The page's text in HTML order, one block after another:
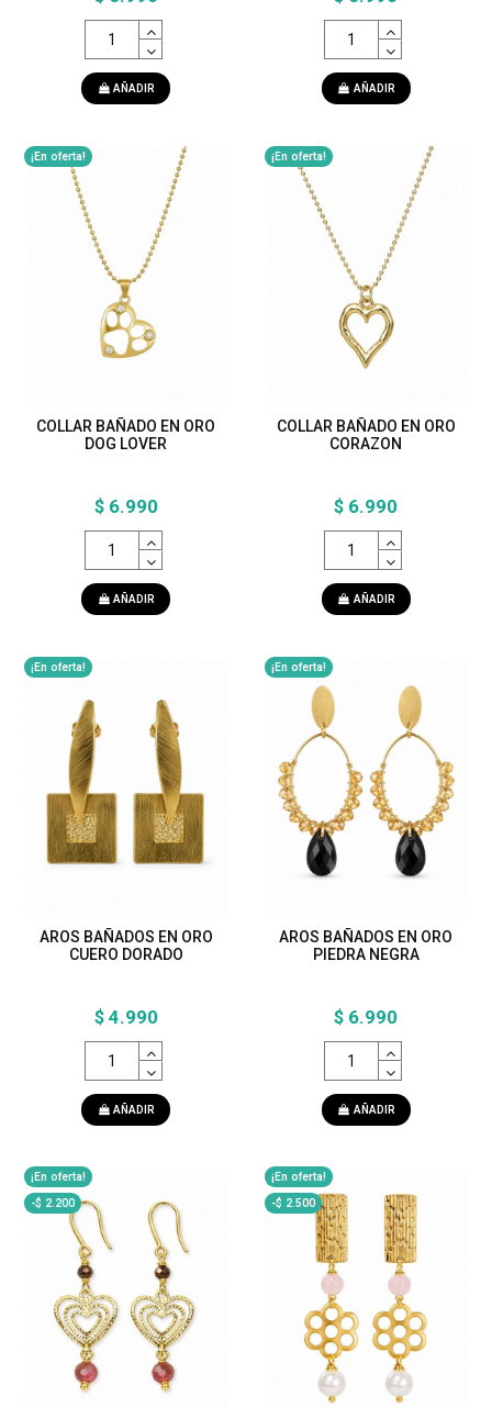
AÑADIR AÑADIR
¡En oferta!
COLLAR BAÑADO EN ORO
DOG LOVER
$ 6.990
AÑADIR
¡En oferta!
COLLAR BAÑADO EN ORO
CORAZON
$ 6.990
AÑADIR
¡En oferta!
AROS BAÑADOS EN ORO
CUERO DORADO
$ 4.990
AÑADIR
¡En oferta!
AROS BAÑADOS EN ORO
PIEDRA NEGRA
$ 6.990
AÑADIR
¡En oferta!
-$ 2.200
¡En oferta!
-$ 2.500